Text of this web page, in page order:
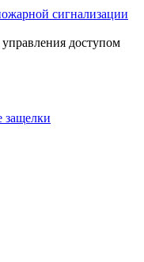
сигнализации
доступом
защелки